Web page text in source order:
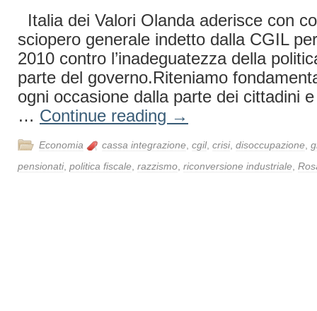
Italia dei Valori Olanda aderisce con
sciopero generale indetto dalla CGIL
2010 contro l’inadeguatezza della
parte del governo.Riteniamo
ogni occasione dalla parte dei cittadini
… Continue reading →
Economia cassa integrazione cgil, crisi, disoccupazione
pensionati, politica fiscale razzismo riconversione industriale